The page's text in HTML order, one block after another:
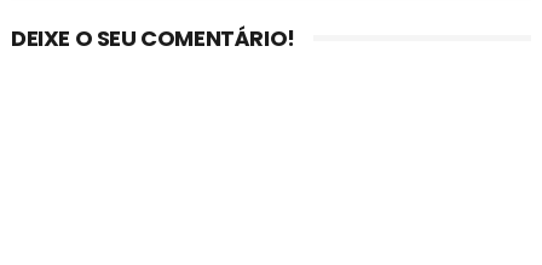
DEIXE O SEU COMENTÁRIO!